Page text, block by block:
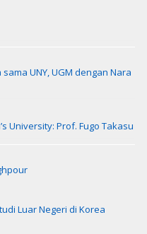
UNY, UGM dengan Nara
University: Prof. Fugo Takasu
Luar Negeri di Korea